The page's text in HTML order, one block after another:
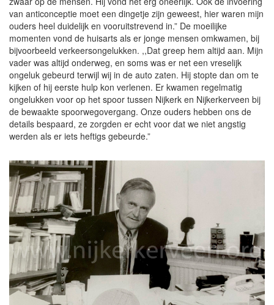
van anticonceptie moet een dingetje zijn geweest, hier waren mijn
ouders heel duidelijk en vooruitstrevend in.” De moeilijke
momenten vond de huisarts als er jonge mensen omkwamen, bij
bijvoorbeeld verkeersongelukken. ,,Dat greep hem altijd aan. Mijn
vader was altijd onderweg, en soms was er net een vreselijk
ongeluk gebeurd terwijl wij in de auto zaten. Hij stopte dan om te
kijken of hij eerste hulp kon verlenen. Er kwamen regelmatig
ongelukken voor op het spoor tussen Nijkerk en Nijkerkerveen bij
de bewaakte spoorwegovergang. Onze ouders hebben ons de
details bespaard, ze zorgden er echt voor dat we niet angstig
werden als er iets heftigs gebeurde.”